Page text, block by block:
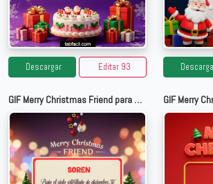
Descargar Editar 93
GIF Merry Christmas Friend para Soren